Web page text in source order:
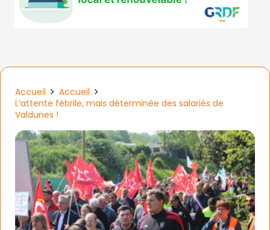
Accueil
Accueil
L’attente fébrile, mais déterminée des salariés de
Valdunes !